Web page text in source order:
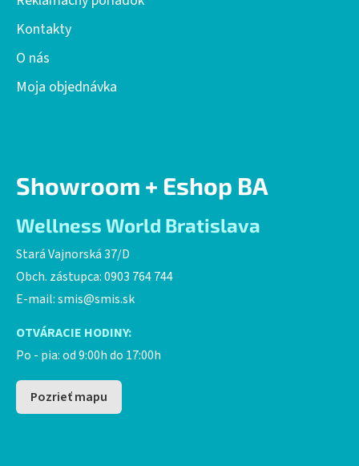
Kontakty
O nás
Moja objednávka
Showroom + Eshop BA
Wellness World Bratislava
Stará Vajnorská 37/D
Obch. zástupca: 0903 764 744
E-mail:smis@smis.sk
OTVÁRACIE HODINY:
Po - pia: od 9:00h do 17:00h
Pozrieť mapu